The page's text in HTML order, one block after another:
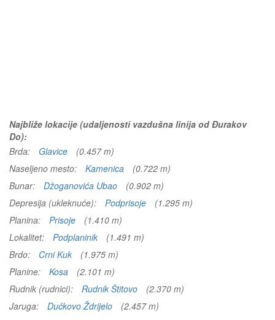
Najbliže lokacije (udaljenosti vazdušna linija od Đurakov
Do):
Brda:
Glavice
(0.457 m)
Naseljeno mesto:
Kamenica
(0.722 m)
Bunar:
Džoganovića Ubao
(0.902 m)
Depresija (ukleknuće):
Podprisoje
(1.295 m)
Planina:
Prisoje
(1.410 m)
Lokalitet:
Podplaninik
(1.491 m)
Brdo:
Crni Kuk
(1.975 m)
Planine:
Kosa
(2.101 m)
Rudnik (rudnici):
Rudnik Štitovo
(2.370 m)
Jaruga:
Dućkovo Ždrijelo (2.457 m)